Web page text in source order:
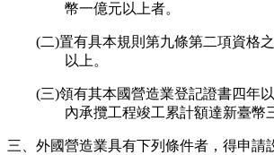
幣一億元以上者。
(二)置有具本規則第九條第二項資格
以上。
(三)領有其本國營造業登記證書四年
內承攬工程竣工累計額達新臺幣
三、外國營造業具有下列條件者，得申請